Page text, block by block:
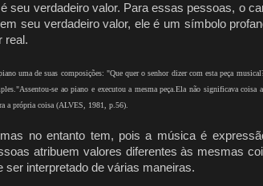
seu verdadeiro valor. Para essas pessoas, o
seu verdadeiro valor, ele é um símbolo
real.
uma de suas composições: "Que quer o senhor dizer com esta peça
se ao piano e executou a mesma peça.Ela não significava coisa
a própria coisa (ALVES, 1981, p.56).
no entanto tem, pois a música é
atribuem valores diferentes às mesmas
interpretado de várias maneiras.